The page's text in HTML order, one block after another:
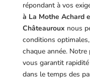
répondant à vos
à La Mothe Achard
Châteauroux nous
conditions
chaque année.
vous garantit
dans le temps des